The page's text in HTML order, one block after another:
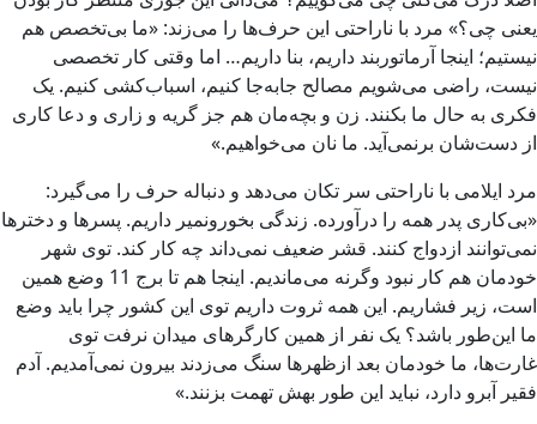
یعنی چی؟» مرد با ناراحتی این حرف‌ها را می‌زند: «ما بی‌تخصص هم
نیستیم؛ اینجا آرماتوربند داریم، بنا داریم… اما وقتی کار تخصصی
نیست، راضی می‌شویم مصالح جابه‌جا کنیم، اسباب‌کشی کنیم. یک
فکری به حال ما بکنند. زن و بچه‌مان هم جز گریه و زاری و دعا کاری
از دست‌شان برنمی‌آید. ما نان می‌خواهیم.»
مرد ایلامی با ناراحتی سر تکان می‌دهد و دنباله حرف را می‌گیرد:
«بی‌کاری پدر همه را درآورده. زندگی بخورونمیر داریم. پسرها و دخترها
نمی‌توانند ازدواج کنند. قشر ضعیف نمی‌داند چه کار کند. توی شهر
خودمان هم کار نبود وگرنه می‌ماندیم. اینجا هم تا برج 11 وضع همین
است، زیر فشاریم. این همه ثروت داریم توی این کشور چرا باید وضع
ما این‌طور باشد؟ یک نفر از همین کارگرهای میدان نرفت توی
غارت‌ها، ما خودمان بعد ازظهرها سنگ می‌زدند بیرون نمی‌آمدیم. آدم
فقیر آبرو دارد، نباید این طور بهش تهمت بزنند.»